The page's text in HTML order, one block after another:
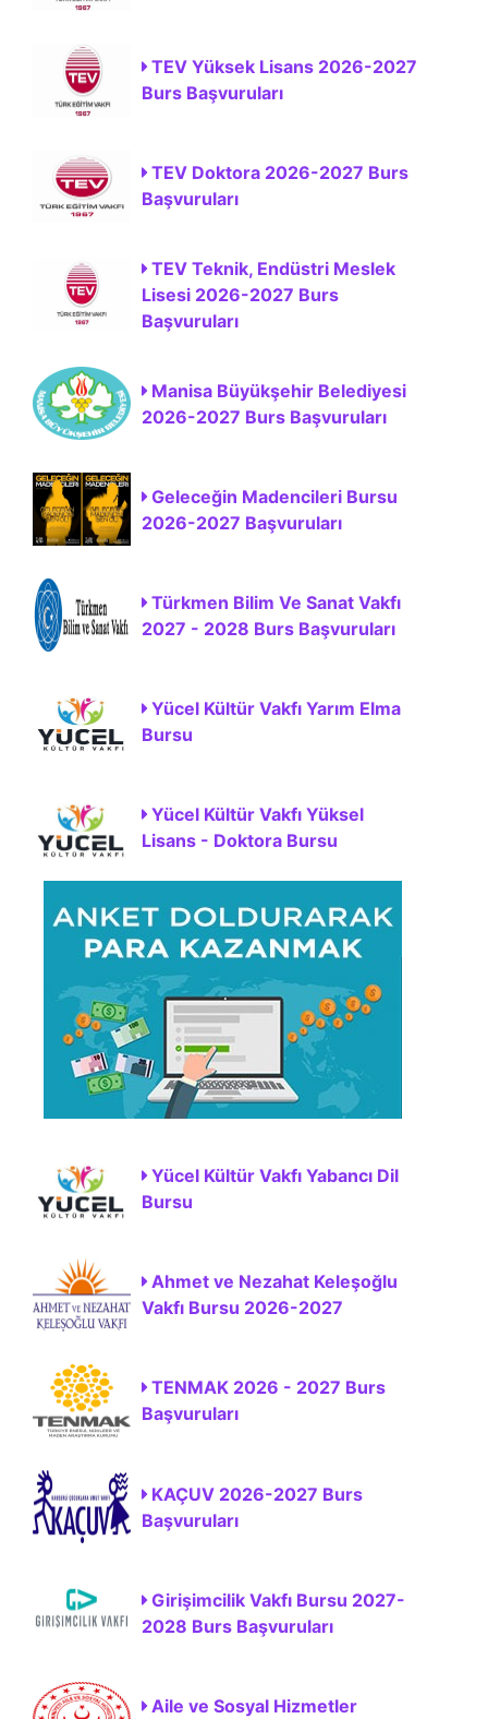
TEV Yüksek Lisans 2026-2027
Burs Başvuruları
TEV Doktora 2026-2027 Burs
Başvuruları
TEV Teknik, Endüstri Meslek
Lisesi 2026-2027 Burs
Başvuruları
Manisa Büyükşehir Belediyesi
2026-2027 Burs Başvuruları
Geleceğin Madencileri Bursu
2026-2027 Başvuruları
Türkmen Bilim Ve Sanat Vakfı
2027 - 2028 Burs Başvuruları
Yücel Kültür Vakfı Yarım Elma
Bursu
Yücel Kültür Vakfı Yüksel
Lisans - Doktora Bursu
Yücel Kültür Vakfı Yabancı Dil
Bursu
Ahmet ve Nezahat Keleşoğlu
Vakfı Bursu 2026-2027
TENMAK 2026 - 2027 Burs
Başvuruları
KAÇUV 2026-2027 Burs
Başvuruları
Girişimcilik Vakfı Bursu 2027-
2028 Burs Başvuruları
Aile ve Sosyal Hizmetler